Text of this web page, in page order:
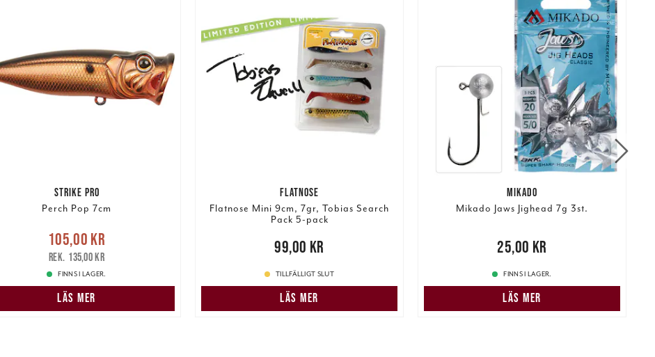
STRIKE PRO
Perch Pop 7cm
Nuvarande pris
Tidigare pris
105,00 kr
135,00 kr
FINNS I LAGER.
LÄS MER
FLATNOSE
Flatnose Mini 9cm, 7gr, Tobias Search
Pack 5-pack
99,00 kr99,00 kr
TILLFÄLLIGT SLUT
LÄS MER
MIKADO
Mikado Jaws Jighead 7g 3st.
25,00 kr25,00 kr
FINNS I LAGER.
LÄS MER